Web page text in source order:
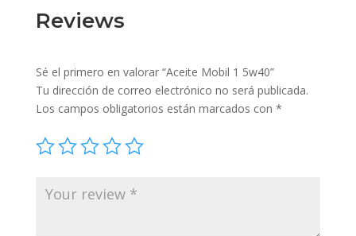
Reviews
Sé el primero en valorar “Aceite Mobil 1 5w40”
Tu dirección de correo electrónico no será publicada.
Los campos obligatorios están marcados con *